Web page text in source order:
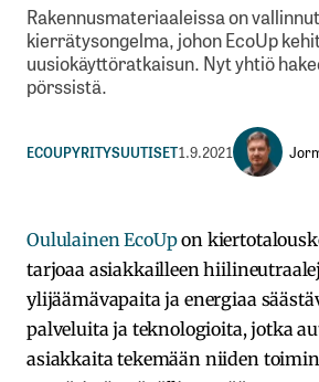
Rakennusmateriaaleissa on
kierrätysongelma, johon EcoUp
uusiokäyttöratkaisun. Nyt yhtiö
pörssistä.
ECOUPYRITYSUUTISET1.9.2021
Oululainen EcoUpon
tarjoaa asiakkailleen
ylijäämävapaita ja energiaa
palveluita ja teknologioita, jotka
asiakkaita tekemään niiden